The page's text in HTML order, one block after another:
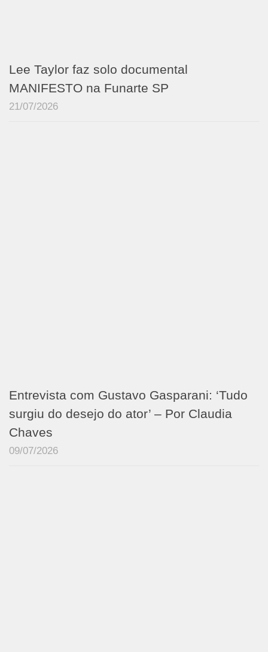
Lee Taylor faz solo documental
MANIFESTO na Funarte SP
21/07/2026
Entrevista com Gustavo Gasparani: ‘Tudo
surgiu do desejo do ator’ – Por Claudia
Chaves
09/07/2026